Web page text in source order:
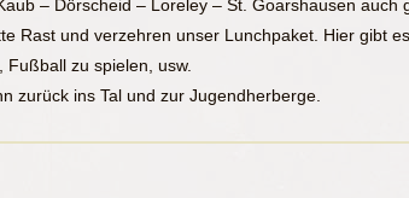
– Dörscheid – Loreley – St. Goarshausen auch
Rast und verzehren unser Lunchpaket. Hier gibt
zu spielen, usw.
zurück ins Tal und zur Jugendherberge.